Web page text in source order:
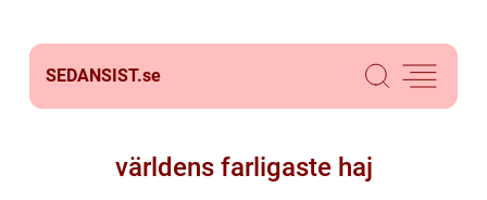
SEDANSIST.se
världens farligaste haj